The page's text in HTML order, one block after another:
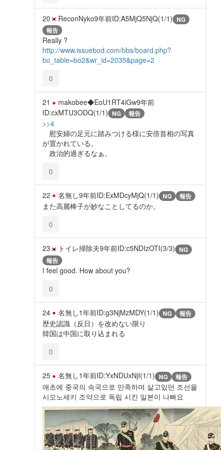
20 ReconNyko9年前ID:A5MjQ5NjQ(1/1) NG
報告
Really ?
http://www.issuebod.com/bbs/board.php?
bo_table=bo2&wr_id=2035&page=2
0
21 makobee◆EoU1RT4iGw9年前
ID:cxMTU3ODQ(1/1) NG 報告
>>4
慰安婦の足元に踏みつける様に安倍首相の写真
が置かれている。
政治的過ぎるなぁ。
0
22 名無し9年前ID:ExMDcyMjQ(1/1) NG 報告
また高麗棒子が妙なことしてるのか。
0
23 トイレ掃除夫9年前ID:c5NDIzOTI(3/3) NG
報告
I feel good. How about you?
0
24 名無し1年前ID:g3NjMzMDY(1/1) NG 報告
歴史認識（反日）を改めない限り
韓国は中国に取り込まれる
0
25 名無し1年前ID:YxNDUxNjI(1/1) NG 報告
애초에 중국의 속국으로 만족하며 살고있던 조선을
시모노세키 조약으로 독립 시킨 일본이 나빠요